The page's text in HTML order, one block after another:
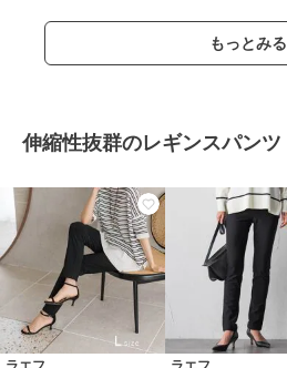
もっとみる
伸縮性抜群のレギンスパンツ